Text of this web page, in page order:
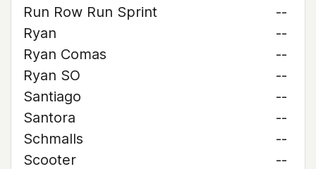
Run Row Run Sprint
--
Ryan
--
Ryan Comas
--
Ryan SO
--
Santiago
--
Santora
--
Schmalls
--
Scooter
--